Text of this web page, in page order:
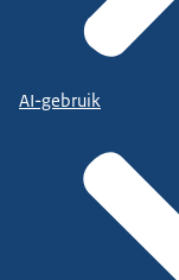
AI-gebruik